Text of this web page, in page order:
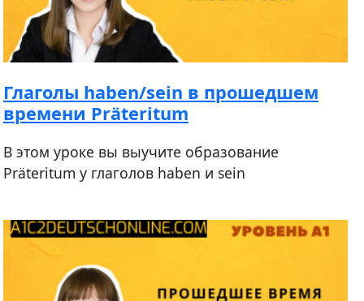
Глаголы haben/sein в прошедшем
времени Präteritum
В этом уроке вы выучите образование
Präteritum у глаголов haben и sein